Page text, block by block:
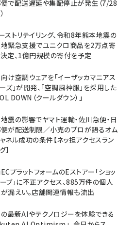
で配送遅延や集配停止が発生（7/28
ストリテイリング、令和8年熊本地震の
緊急支援でユニクロ商品を2万点寄
定、1億円規模の寄付を予定
け空調ウェアを「イーザッカマニアス
ズ」が開発、「空調風神服」を採用した
DOWN（クールダウン）」
震の影響でヤマト運輸・佐川急便・日
が配送制限／小売のプロが語るオム
ネル成功の条件【ネッ担アクセスラン
】
プラットフォームのEストアー「ショッ
ブ」に不正アクセス、885万件の個人
漏えい。店舗関連情報も流出
最新AIやテクノロジーを体験できる